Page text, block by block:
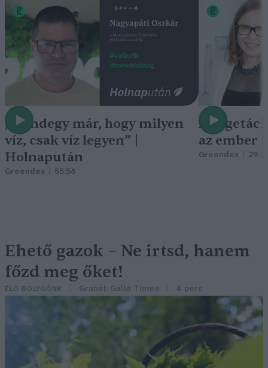
„Mindegy már, hogy milyen
víz, csak víz legyen” |
Holnapután
Greendex 55:58
A
az ember
Greendex
Ehető gazok – Ne irtsd, hanem
főzd meg őket!
ÉLŐ BOLYGÓNK Granát-Galló Tímea 4 perc